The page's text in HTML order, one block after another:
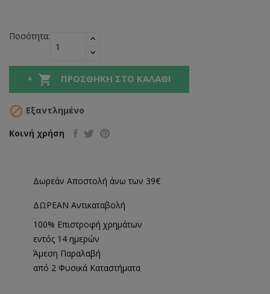
Ποσότητα:
 ΠΡΟΣΘΉΚΗ ΣΤΟ ΚΑΛΆΘΙ
 Εξαντλημένο
Κοινή χρήση
Δωρεάν Αποστολή άνω των 39€
ΔΩΡΕΑΝ Αντικαταβολή
100% Επιστροφή χρημάτων
εντός 14 ημερών
Άμεση Παραλαβή
από 2 Φυσικά Καταστήματα